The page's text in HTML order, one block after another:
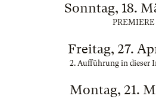
Sonntag, 18.
PREMIERE
Freitag, 27.
2. Aufführung in dieser
Montag, 21.